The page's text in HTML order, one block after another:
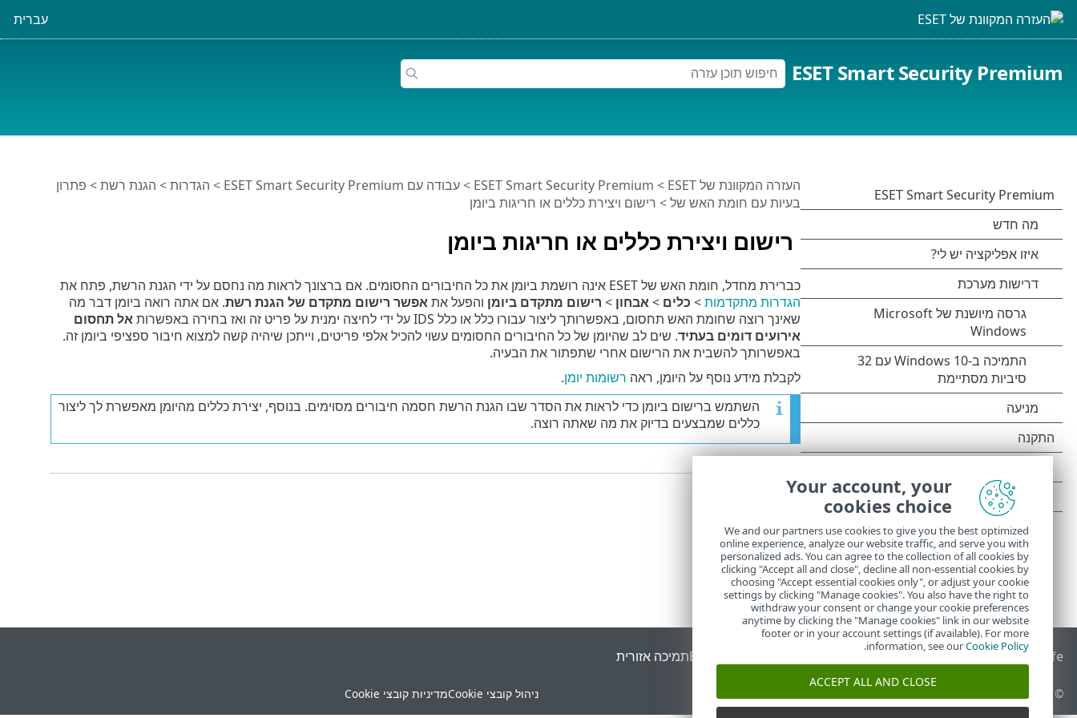
עברית
ESET Smart Security Premium
רישום ויצירת כללים או חריגות ביומן
העזרה המקוונת של ESET >
ESET Smart Security Premium
>עבודה עם ESET Smart Security Premium > הגדרות> הגנת רשת> פתרון
בעיות עם חומת האש של> רישום ויצירת כללים או חריגות ביומן
כברירת מחדל, חומת האש של ESET אינה רושמת ביומן את כל החיבורים החסומים. אם ברצונך לראות מה נחסם על ידי הגנת הרשת, פתח את
הגדרות מתקדמות> כלים >אבחון > רישום מתקדם ביומן והפעל אתאפשר רישום מתקדם של הגנת רשת. אם אתה רואה ביומן דבר מה
שאינך רוצה שחומת האש תחסום, באפשרותך ליצור עבורו כלל או כלל IDS על ידי לחיצה ימנית על פריט זה ואז בחירה באפשרות
אל תחסום
אירועים דומים בעתיד. שים לב שהיומן של כל החיבורים החסומים עשוי להכיל אלפי פריטים, וייתכן שיהיה קשה למצוא חיבור ספציפי ביומן זה.
באפשרותך להשבית את הרישום אחרי שתפתור את הבעיה.
לקבלת מידע נוסף על היומן, ראה רשומות יומן.
השתמש ברישום ביומן כדי לראות את הסדר שבו הגנת הרשת חסמה חיבורים מסוימים. בנוסף, יצירת כללים מהיומן מאפשרת לך ליצור
כללים שמבצעים בדיוק את מה שאתה רוצה.
End of Life מאגר הידע של ESET ESET Status Portalתמיכה אזורית
© 1992 - 2026 ESET, spol. s r.o.‎ - כל הזכויות שמורות. ניהול קובצי Cookie מדיניות קובצי Cookie
Your account, your
cookies choice
We and our partners use cookies to give you the best optimized
online experience, analyze our website traffic, and serve you with
personalized ads. You can agree to the collection of all cookies by
clicking "Accept all and close", decline all non-essential cookies by
choosing "Accept essential cookies only", or adjust your cookie
settings by clicking "Manage cookies". You also have the right to
withdraw your consent or change your cookie preferences
anytime by clicking the "Manage cookies" link in our website
footer or in your account settings (if available). For more
information, see ourCookie Policy
.
ACCEPT ALL AND CLOSE